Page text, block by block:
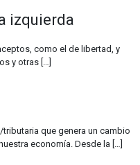
izquierda
como el de libertad, y
y otras […]
que genera un cambio
economía. Desde la […]